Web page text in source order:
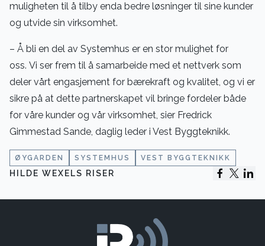
muligheten til å tilby enda bedre løsninger til sine kunder
og utvide sin virksomhet.
– Å bli en del av Systemhus er en stor mulighet for
oss. Vi ser frem til å samarbeide med et nettverk som
deler vårt engasjement for bærekraft og kvalitet, og vi er
sikre på at dette partnerskapet vil bringe fordeler både
for våre kunder og vår virksomhet, sier Fredrick
Gimmestad Sande, daglig leder i Vest Byggteknikk.
ØYGARDEN SYSTEMHUS VEST BYGGTEKNIKK
HILDE WEXELS RISER